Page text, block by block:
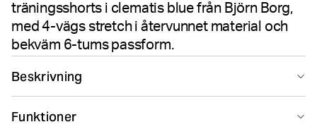
träningsshorts i clematis blue från Björn Borg,
med 4-vägs stretch i återvunnet material och
bekväm 6-tums passform.
Beskrivning
återvunnen polyester 4-vägs stretch kvalitetstyg med
Funktioner